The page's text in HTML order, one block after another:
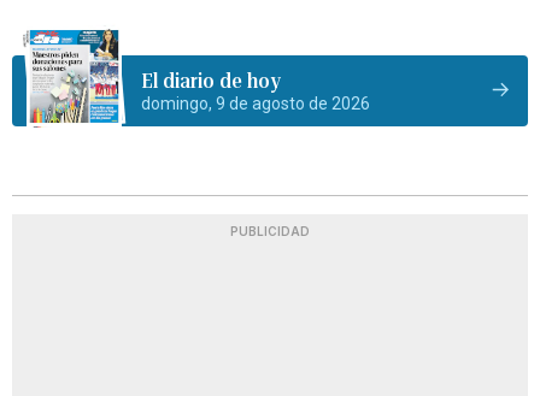
El diario de hoy
domingo, 9 de agosto de 2026
PUBLICIDAD